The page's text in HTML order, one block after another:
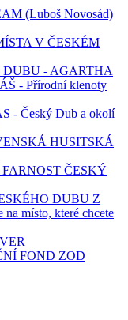
(Luboš Novosád)
V ČESKÉM
- AGARTHA
- Přírodní klenoty
- Český Dub a okolí
HUSITSKÁ
ČESKÝ
DUBU Z
místo, které chcete
FOND ZOD